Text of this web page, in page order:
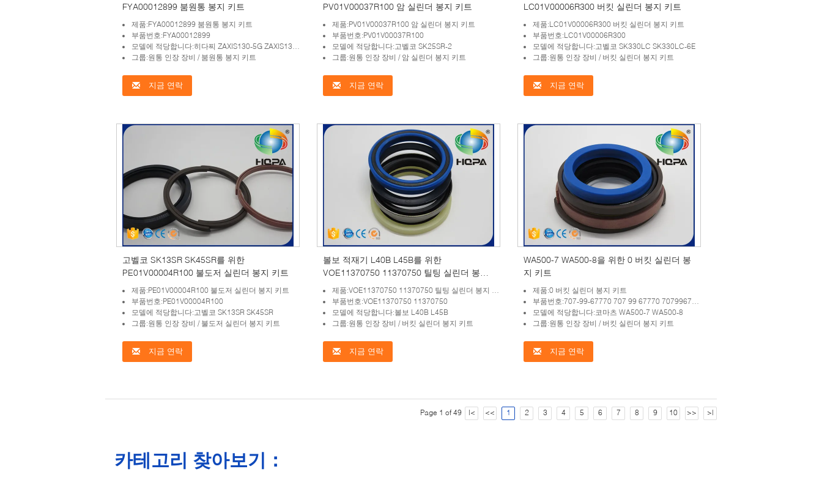
FYA00012899 붐원통 봉지 키트
제품:FYA00012899 붐원통 봉지 키트
부품번호:FYA00012899
모델에 적당합니다:히다찌 ZAXIS130-5G ZAXIS135US-5
그룹:원통 인장 장비 / 붐원통 봉지 키트
지금 연락
PV01V00037R100 암 실린더 봉지 키트
제품:PV01V00037R100 암 실린더 봉지 키트
부품번호:PV01V00037R100
모델에 적당합니다:고벨코 SK25SR-2
그룹:원통 인장 장비 / 암 실린더 봉지 키트
지금 연락
LC01V00006R300 버킷 실린더 봉지 키트
제품:LC01V00006R300 버킷 실린더 봉지 키트
부품번호:LC01V00006R300
모델에 적당합니다:고벨코 SK330LC SK330LC-6E
그룹:원통 인장 장비 / 버킷 실린더 봉지 키트
지금 연락
고벨코 SK13SR SK45SR를 위한
PE01V00004R100 불도저 실린더 봉지 키트
제품:PE01V00004R100 불도저 실린더 봉지 키트
부품번호:PE01V00004R100
모델에 적당합니다:고벨코 SK13SR SK45SR
그룹:원통 인장 장비 / 불도저 실린더 봉지 키트
지금 연락
볼보 적재기 L40B L45B를 위한
VOE11370750 11370750 틸팅 실린더 봉지
키트
제품:VOE11370750 11370750 틸팅 실린더 봉지 키트
부품번호:VOE11370750 11370750
모델에 적당합니다:볼보 L40B L45B
그룹:원통 인장 장비 / 버킷 실린더 봉지 키트
지금 연락
WA500-7 WA500-8을 위한 0 버킷 실린더 봉
지 키트
제품:0 버킷 실린더 봉지 키트
부품번호:707-99-67770 707 99 67770 7079967770
모델에 적당합니다:코마츠 WA500-7 WA500-8
그룹:원통 인장 장비 / 버킷 실린더 봉지 키트
지금 연락
Page 1 of 49 |< << 1 2 3 4 5 6 7 8 9 10 >> >|
카테고리 찾아보기：